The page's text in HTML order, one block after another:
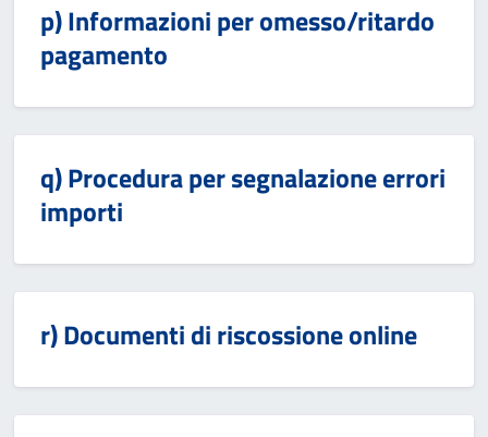
p) Informazioni per omesso/ritardo
pagamento
q) Procedura per segnalazione errori
importi
r) Documenti di riscossione online